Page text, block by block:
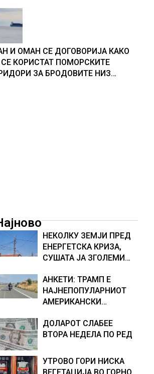
И ОМАН СЕ ДОГОВОРИЈА КАКО
КОРИСТАТ ПОМОРСКИТЕ
ЗА БРОДОВИТЕ НИЗ
НЕКОЛКУ ЗЕМЈИ ПРЕД
ЕНЕРГЕТСКА КРИЗА,
СУШАТА ЈА ЗГОЛЕМИ
НА БЕРЗИТЕ НА НАД 700
ЕВРА ЗА МЕГАВАТ-ЧАС
АНКЕТИ: ТРАМП Е
НАЈНЕПОПУЛАРНИОТ
АМЕРИКАНСКИ
МАНДАТ, тој не ги
признава резултатите
ДОЛАРОТ СЛАБЕЕ
ВТОРА НЕДЕЛА ПО РЕД
УТРОВО ГОРИ НИСКА